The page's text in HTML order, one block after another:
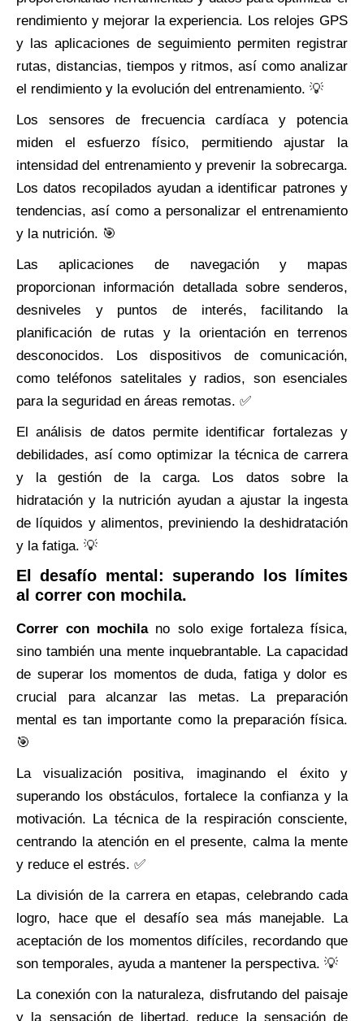
rendimiento y mejorar la experiencia. Los relojes GPS
y las aplicaciones de seguimiento permiten registrar
rutas, distancias, tiempos y ritmos, así como analizar
el rendimiento y la evolución del entrenamiento. 💡
Los sensores de frecuencia cardíaca y potencia
miden el esfuerzo físico, permitiendo ajustar la
intensidad del entrenamiento y prevenir la sobrecarga.
Los datos recopilados ayudan a identificar patrones y
tendencias, así como a personalizar el entrenamiento
y la nutrición. 🎯
Las aplicaciones de navegación y mapas
proporcionan información detallada sobre senderos,
desniveles y puntos de interés, facilitando la
planificación de rutas y la orientación en terrenos
desconocidos. Los dispositivos de comunicación,
como teléfonos satelitales y radios, son esenciales
para la seguridad en áreas remotas. ✅
El análisis de datos permite identificar fortalezas y
debilidades, así como optimizar la técnica de carrera
y la gestión de la carga. Los datos sobre la
hidratación y la nutrición ayudan a ajustar la ingesta
de líquidos y alimentos, previniendo la deshidratación
y la fatiga. 💡
El desafío mental: superando los límites
al correr con mochila.
Correr con mochilano solo exige fortaleza física,
sino también una mente inquebrantable. La capacidad
de superar los momentos de duda, fatiga y dolor es
crucial para alcanzar las metas. La preparación
mental es tan importante como la preparación física.
🎯
La visualización positiva, imaginando el éxito y
superando los obstáculos, fortalece la confianza y la
motivación. La técnica de la respiración consciente,
centrando la atención en el presente, calma la mente
y reduce el estrés. ✅
La división de la carrera en etapas, celebrando cada
logro, hace que el desafío sea más manejable. La
aceptación de los momentos difíciles, recordando que
son temporales, ayuda a mantener la perspectiva. 💡
La conexión con la naturaleza, disfrutando del paisaje
y la sensación de libertad, reduce la sensación de